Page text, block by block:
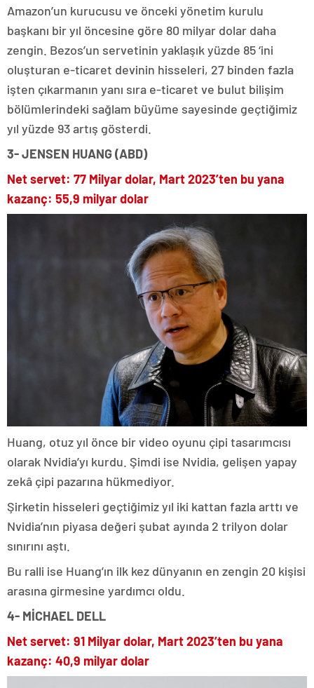
Amazon’un kurucusu ve önceki yönetim kurulu
başkanı bir yıl öncesine göre 80 milyar dolar daha
zengin. Bezos’un servetinin yaklaşık yüzde 85 ‘ini
oluşturan e-ticaret devinin hisseleri, 27 binden fazla
işten çıkarmanın yanı sıra e-ticaret ve bulut bilişim
bölümlerindeki sağlam büyüme sayesinde geçtiğimiz
yıl yüzde 93 artış gösterdi.
3- JENSEN HUANG (ABD)
Net servet: 77 Milyar dolar, Mart 2023’ten bu yana
kazanç: 55,9 milyar dolar
Huang, otuz yıl önce bir video oyunu çipi tasarımcısı
olarak Nvidia’yı kurdu. Şimdi ise Nvidia, gelişen yapay
zekâ çipi pazarına hükmediyor.
Şirketin hisseleri geçtiğimiz yıl iki kattan fazla arttı ve
Nvidia’nın piyasa değeri şubat ayında 2 trilyon dolar
sınırını aştı.
Bu ralli ise Huang’ın ilk kez dünyanın en zengin 20 kişisi
arasına girmesine yardımcı oldu.
4- MİCHAEL DELL
Net servet: 91 Milyar dolar, Mart 2023’ten bu yana
kazanç: 40,9 milyar dolar